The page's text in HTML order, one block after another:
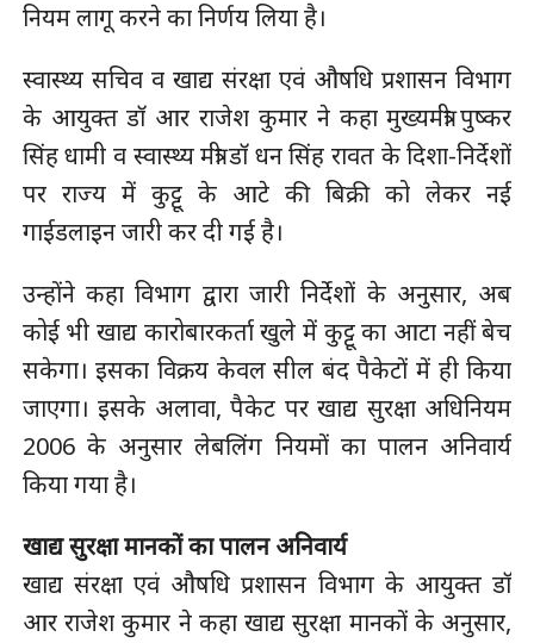
नियम लागू करने का निर्णय लिया है।
स्वास्थ्य सचिव व खाद्य संरक्षा एवं औषधि प्रशासन विभाग
के आयुक्त डाॅ आर राजेश कुमार ने कहा मुख्यमंत्री पुष्कर
सिंह धामी व स्वास्थ्य मंत्री डाॅ धन सिंह रावत के दिशा-निर्देशों
पर राज्य में कुट्टू के आटे की बिक्री को लेकर नई
गाईडलाइन जारी कर दी गई है।
उन्होंने कहा विभाग द्वारा जारी निर्देशों के अनुसार, अब
कोई भी खाद्य कारोबारकर्ता खुले में कुट्टू का आटा नहीं बेच
सकेगा। इसका विक्रय केवल सील बंद पैकेटों में ही किया
जाएगा। इसके अलावा, पैकेट पर खाद्य सुरक्षा अधिनियम
2006 के अनुसार लेबलिंग नियमों का पालन अनिवार्य
किया गया है।
खाद्य सुरक्षा मानकों का पालन अनिवार्य
खाद्य संरक्षा एवं औषधि प्रशासन विभाग के आयुक्त डाॅ
आर राजेश कुमार ने कहा खाद्य सुरक्षा मानकों के अनुसार,